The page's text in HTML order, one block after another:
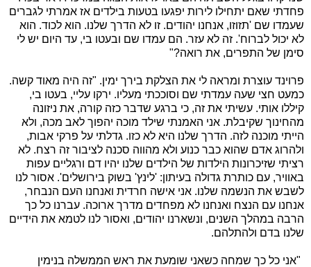
פחדתי שאם יתחילו לירות יפגעו בטעות בילדים אז אמרתי לגברים
שעמדו שם 'תזוזו, אנחנו יהודים. זו לא הדרך שלנו. הוא לכוד. הוא
לא יכול לברוח'. זה לא עזר. הם עמדו שם ובעטו בי, עד היום יש לי
סימן של התפרים, את רואה?"
פרוינד עוצרת ומראה לי את הצלקת בירך ימין. "זה היה מאוד קשה.
כמעט חצי שעה עמדתי שם וסוככתי מעליו. ירקו עליי, בעטו בי,
קיללו אותי. עשיתי את זה, כי ברגע שדבר כזה קורה, את ניזונה
מהחינוך שקיבלת. אני האמנתי שילד מוכה יהפוך לאב מכה, ולא
הייתי מוכנה לזה. הדרך שלנו היא לא כזו. גדלתי על פרקי אבות,
ולהרוג אדם שהוא כבר כנוע ולא מהווה סכנה לציבור זה רצח. לא
רציתי שזיכרונות הילדות של הילדים שלנו יהיו דם ורגליים עפות
באוויר, עם כותרת גדולה בעיתון: 'לינץ' בשוק בירושלים'. אסור לנו
לשבש את הנשמה שלנו. אני אישה חרדית ואנחנו העם הנבחר,
אנחנו עם הנצח ואנחנו לא מפחדים מדרך ארוכה. עברנו כל כך
הרבה במהלך השנים, ונשארנו יהודים, ואסור לנו לטמא את הידיים
שלנו בדם ולהתלהם.
"אני כל כך שמחה כשאני שומעת את ראש הממשלה בנימין